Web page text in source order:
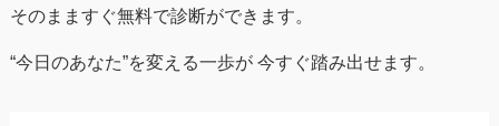
そのまますぐ無料で診断ができます。
“今日のあなた”を変える一歩が 今すぐ踏み出せます。